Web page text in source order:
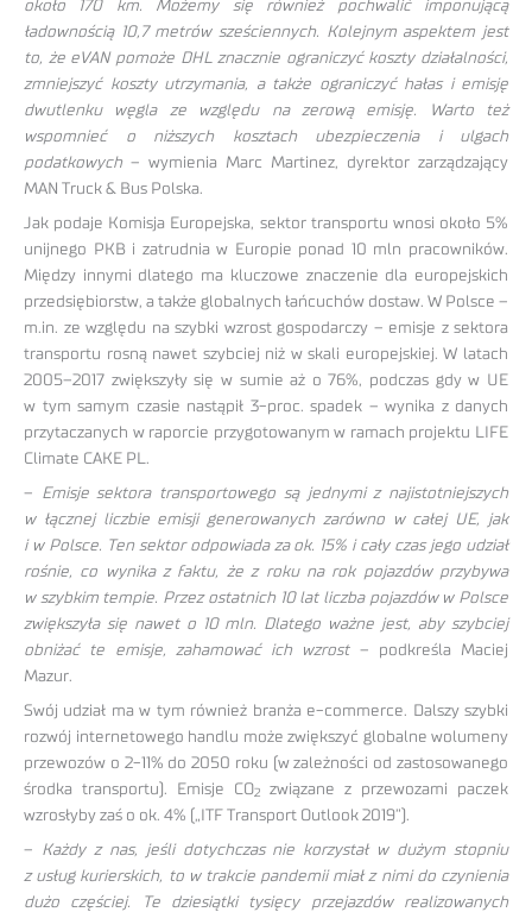
około 170 km. Możemy się również pochwalić imponującą
ładownością 10,7 metrów sześciennych. Kolejnym aspektem jest
to, że eVAN pomoże DHL znacznie ograniczyć koszty działalności,
zmniejszyć koszty utrzymania, a także ograniczyć hałas i emisję
dwutlenku węgla ze względu na zerową emisję. Warto też
wspomnieć o niższych kosztach ubezpieczenia i ulgach
podatkowych – wymienia Marc Martinez, dyrektor zarządzający
MAN Truck & Bus Polska.
Jak podaje Komisja Europejska, sektor transportu wnosi około 5%
unijnego PKB i zatrudnia w Europie ponad 10 mln pracowników.
Między innymi dlatego ma kluczowe znaczenie dla europejskich
przedsiębiorstw, a także globalnych łańcuchów dostaw. W Polsce –
m.in. ze względu na szybki wzrost gospodarczy – emisje z sektora
transportu rosną nawet szybciej niż w skali europejskiej. W latach
2005–2017 zwiększyły się w sumie aż o 76%, podczas gdy w UE
w tym samym czasie nastąpił 3-proc. spadek – wynika z danych
przytaczanych w raporcie przygotowanym w ramach projektu LIFE
Climate CAKE PL.
– Emisje sektora transportowego są jednymi z najistotniejszych
w łącznej liczbie emisji generowanych zarówno w całej UE, jak
i w Polsce. Ten sektor odpowiada za ok. 15% i cały czas jego udział
rośnie, co wynika z faktu, że z roku na rok pojazdów przybywa
w szybkim tempie. Przez ostatnich 10 lat liczba pojazdów w Polsce
zwiększyła się nawet o 10 mln. Dlatego ważne jest, aby szybciej
obniżać te emisje, zahamować ich wzrost– podkreśla Maciej
Mazur.
Swój udział ma w tym również branża e-commerce. Dalszy szybki
rozwój internetowego handlu może zwiększyć globalne wolumeny
przewozów o 2-11% do 2050 roku (w zależności od zastosowanego
środka transportu). Emisje CO2
związane z przewozami paczek
wzrosłyby zaś o ok. 4% („ITF Transport Outlook 2019”).
– Każdy z nas, jeśli dotychczas nie korzystał w dużym stopniu
z usług kurierskich, to w trakcie pandemii miał z nimi do czynienia
dużo częściej. Te dziesiątki tysięcy przejazdów realizowanych